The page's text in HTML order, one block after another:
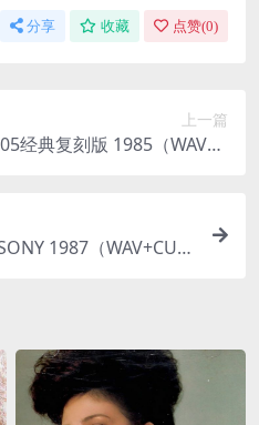
分享 收藏 点赞(0)
上一篇
经典复刻版 1985（WAV+C
1987（WAV+CUE/